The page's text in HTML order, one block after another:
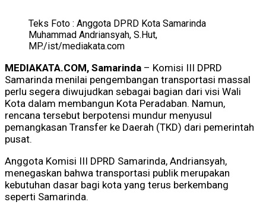
Teks Foto : Anggota DPRD Kota Samarinda
Muhammad Andriansyah, S.Hut,
MP./ist/mediakata.com
MEDIAKATA.COM, Samarinda – Komisi III DPRD
Samarinda menilai pengembangan transportasi massal
perlu segera diwujudkan sebagai bagian dari visi Wali
Kota dalam membangun Kota Peradaban. Namun,
rencana tersebut berpotensi mundur menyusul
pemangkasan Transfer ke Daerah (TKD) dari pemerintah
pusat.
Anggota Komisi III DPRD Samarinda, Andriansyah,
menegaskan bahwa transportasi publik merupakan
kebutuhan dasar bagi kota yang terus berkembang
seperti Samarinda.